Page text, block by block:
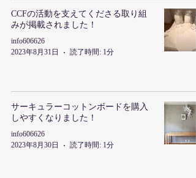
CCFの活動を支えてくださる取り組
みが掲載されました！
info606626
2023年8月31日
読了時間: 1分
サーキュラーコットンボードを購入
しやすくなりました！
info606626
2023年8月30日
読了時間: 1分